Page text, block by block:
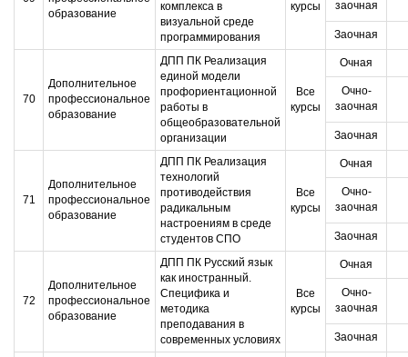
образование
комплекса в
визуальной среде
программирования
курсы
заочная
Заочная
70
Дополнительное
профессиональное
образование
ДПП ПК Реализация
единой модели
профориентационной
работы в
общеобразовательной
организации
Все
курсы
Очная
Очно-
заочная
Заочная
71
Дополнительное
профессиональное
образование
ДПП ПК Реализация
технологий
противодействия
радикальным
настроениям в среде
студентов СПО
Все
курсы
Очная
Очно-
заочная
Заочная
72
Дополнительное
профессиональное
образование
ДПП ПК Русский язык
как иностранный.
Специфика и
методика
преподавания в
современных условиях
Все
курсы
Очная
Очно-
заочная
Заочная